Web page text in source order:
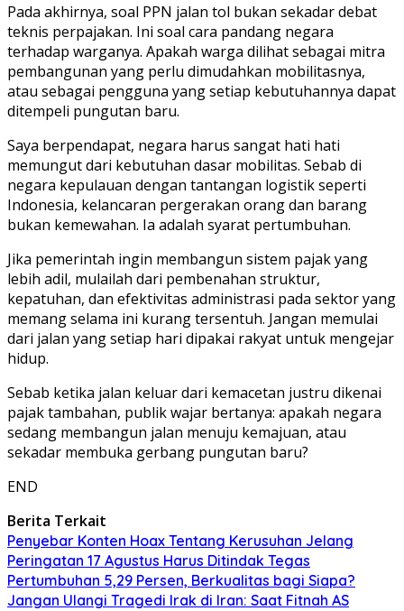
Pada akhirnya, soal PPN jalan tol bukan sekadar debat
teknis perpajakan. Ini soal cara pandang negara
terhadap warganya. Apakah warga dilihat sebagai mitra
pembangunan yang perlu dimudahkan mobilitasnya,
atau sebagai pengguna yang setiap kebutuhannya dapat
ditempeli pungutan baru.
Saya berpendapat, negara harus sangat hati hati
memungut dari kebutuhan dasar mobilitas. Sebab di
negara kepulauan dengan tantangan logistik seperti
Indonesia, kelancaran pergerakan orang dan barang
bukan kemewahan. Ia adalah syarat pertumbuhan.
Jika pemerintah ingin membangun sistem pajak yang
lebih adil, mulailah dari pembenahan struktur,
kepatuhan, dan efektivitas administrasi pada sektor yang
memang selama ini kurang tersentuh. Jangan memulai
dari jalan yang setiap hari dipakai rakyat untuk mengejar
hidup.
Sebab ketika jalan keluar dari kemacetan justru dikenai
pajak tambahan, publik wajar bertanya: apakah negara
sedang membangun jalan menuju kemajuan, atau
sekadar membuka gerbang pungutan baru?
END
Berita Terkait
Penyebar Konten Hoax Tentang Kerusuhan Jelang
Peringatan 17 Agustus Harus Ditindak Tegas
Pertumbuhan 5,29 Persen, Berkualitas bagi Siapa?
Jangan Ulangi Tragedi Irak di Iran: Saat Fitnah AS